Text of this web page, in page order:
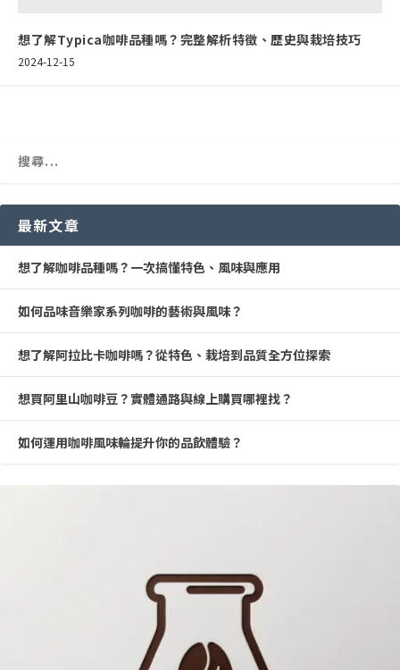
想了解Typica咖啡品種嗎？完整解析特徵、歷史與栽培技巧
2024-12-15
最新文章
想了解咖啡品種嗎？一次搞懂特色、風味與應用
如何品味音樂家系列咖啡的藝術與風味？
想了解阿拉比卡咖啡嗎？從特色、栽培到品質全方位探索
想買阿里山咖啡豆？實體通路與線上購買哪裡找？
如何運用咖啡風味輪提升你的品飲體驗？